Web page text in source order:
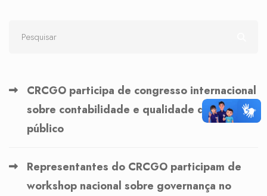
CRCGO participa de congresso internacional
sobre contabilidade e qualidade do gasto
público
Representantes do CRCGO participam de
workshop nacional sobre governança no